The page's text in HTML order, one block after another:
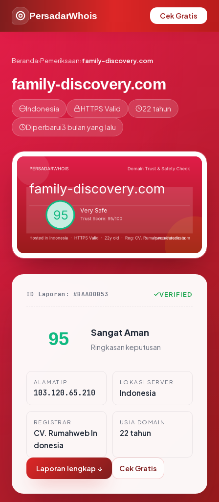
PersadarWhois Cek Gratis
Beranda›Pemeriksaan›family-discovery.com
family-discovery.com
Indonesia HTTPS Valid 22 tahun
Diperbarui3 bulan yang lalu
ID Laporan: #BAA00B53 VERIFIED
95 Sangat Aman
Ringkasan keputusan
ALAMAT IP
103.120.65.210
LOKASI SERVER
Indonesia
REGISTRAR
CV. Rumahweb In
donesia
USIA DOMAIN
22 tahun
Laporan lengkap ↓ Cek Gratis